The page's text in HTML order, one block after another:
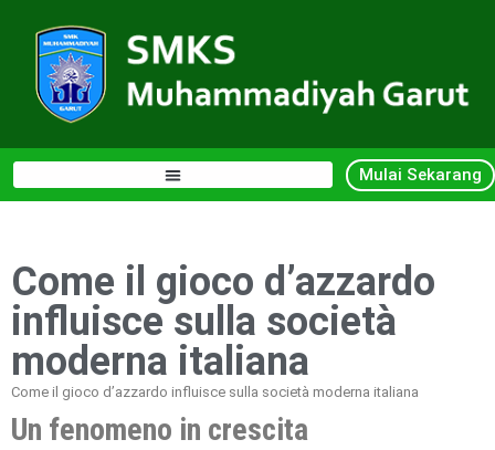
Mulai Sekarang
Come il gioco d’azzardo
influisce sulla società
moderna italiana
Come il gioco d’azzardo influisce sulla società moderna italiana
Un fenomeno in crescita